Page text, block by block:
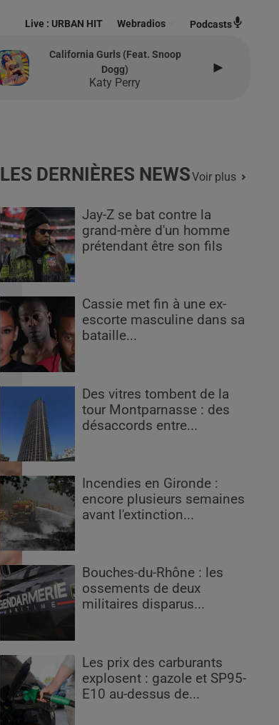
Live : URBAN HIT Webradios Podcasts
California Gurls (feat. Snoop
Dogg)
Katy Perry
LES DERNIÈRES NEWSVoir plus
Jay-Z se bat contre la
grand-mère d'un homme
prétendant être son fils
Cassie met fin à une ex-
escorte masculine dans sa
bataille...
Des vitres tombent de la
tour Montparnasse : des
désaccords entre...
Incendies en Gironde :
encore plusieurs semaines
avant l'extinction...
Bouches-du-Rhône : les
ossements de deux
militaires disparus...
Les prix des carburants
explosent : gazole et SP95-
E10 au-dessus de...